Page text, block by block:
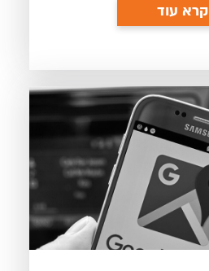
קרא עוד